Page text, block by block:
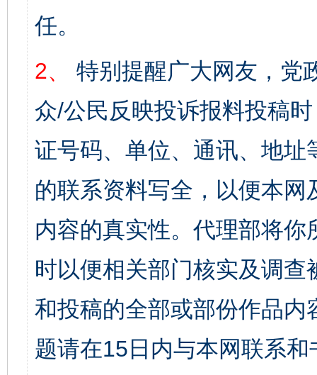
任。
2、
特别提醒广大网友，党
众/公民反映投诉报料投稿
证号码、单位、通讯、地
的联系资料写全，以便本
内容的真实性。代理部将
时以便相关部门核实及调
和投稿的全部或部份作品
题请在15日内与本网联系